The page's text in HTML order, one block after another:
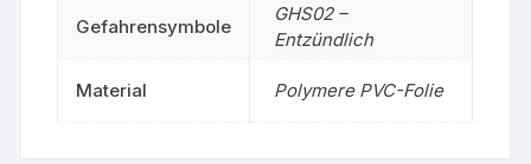
Gefahrensymbole
GHS02 –
Entzündlich
Material Polymere PVC-Folie